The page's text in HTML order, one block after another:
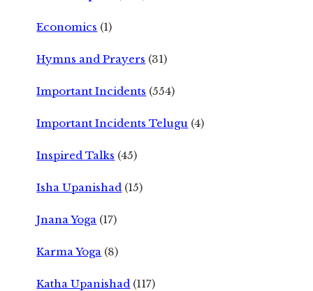
Economics (1)
Hymns and Prayers (31)
Important Incidents (554)
Important Incidents Telugu (4)
Inspired Talks (45)
Isha Upanishad (15)
Jnana Yoga (17)
Karma Yoga (8)
Katha Upanishad (117)